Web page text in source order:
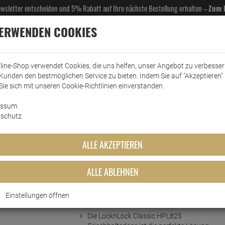
entscheiden und 5% Rabatt auf Ihre nächste Bestellung erhalten –Zum
& GASTROBEDARF DROGERIE KÜCHE & HAUSHALT KFZ
HPL825 eckig 2,3 Liter
Die LocknLock Classic HPL825
COOKIES
Shop verwendet Cookies, die uns helfen, unser Angebot zu
den bestmöglichen Service zu bieten. Indem Sie auf "Akzeptieren"
sich mit unseren Cookie-Richtlinien einverstanden.
ALLE AKZEPTIEREN
ALLE ABLEHNEN
Einstellungen öffnen